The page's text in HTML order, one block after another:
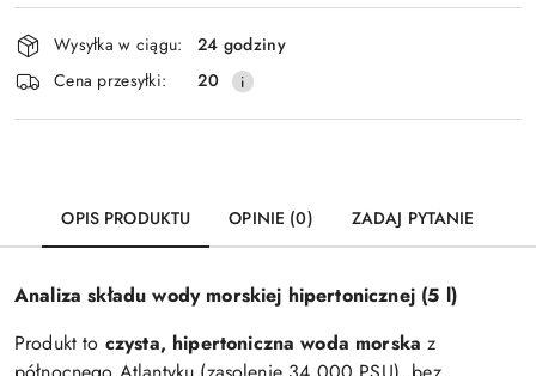
Wyślij
Dostępność
i
dostawa
Wysyłka w ciągu:
24 godziny
Cena przesyłki:
20
OPIS PRODUKTU OPINIE (0) ZADAJ PYTANIE
Analiza składu wody morskiej hipertonicznej (5 l)
Produkt to czysta, hipertoniczna woda morska z